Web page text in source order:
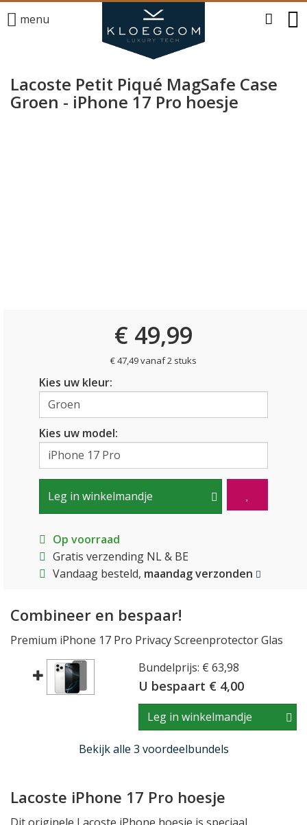
menu
Lacoste Petit Piqué MagSafe Case
Groen - iPhone 17 Pro hoesje
€ 49,99
€ 47,49 vanaf 2 stuks
Kies uw kleur:
Kies uw model:
Leg in winkelmandje
Op voorraad
Gratis verzending NL & BE
Vandaag besteld, maandag verzonden
Combineer en bespaar!
Premium iPhone 17 Pro Privacy Screenprotector Glas
Bundelprijs: € 63,98
U bespaart € 4,00
Leg in winkelmandje
Bekijk alle 3 voordeelbundels
Lacoste iPhone 17 Pro hoesje
Dit originele Lacoste iPhone hoesje is speciaal